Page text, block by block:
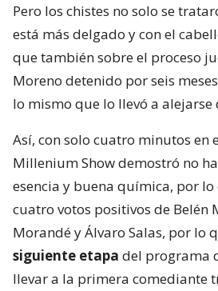
Pero los chistes no solo se
está más delgado y con el
que también sobre el proceso
Moreno detenido por seis
lo mismo que lo llevó a alejarse
Así, con solo cuatro minutos en
Millenium Show demostró no
esencia y buena química, por
cuatro votos positivos de Belén
Morandé y Álvaro Salas, por lo
siguiente etapa del programa
llevar a la primera comediante